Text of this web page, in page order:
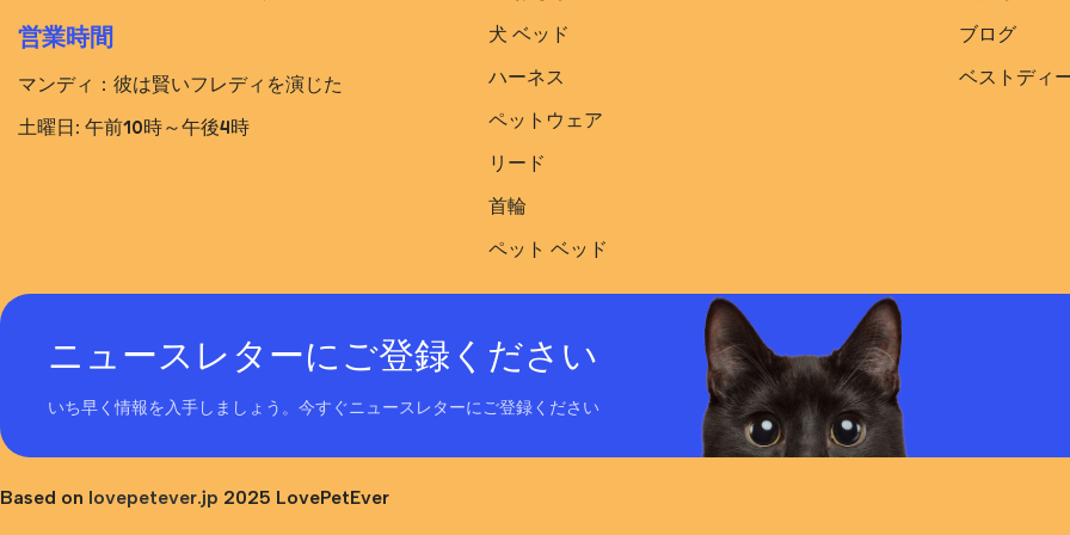
営業時間
マンディ：彼は賢いフレディを演じた
土曜日: 午前10時～午後4時
犬 ベッド​
ハーネス
ペットウェア
リード
首輪
ペット ベッド
ブログ
ベストディ
ニュースレターにご登録ください
いち早く情報を入手しましょう。今すぐニュースレターにご登録ください
Based on lovepetever.jp 2025 LovePetEver